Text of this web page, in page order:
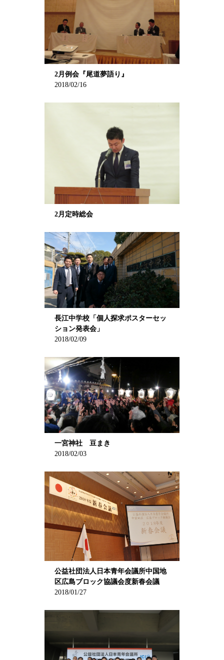
2月例会『尾道夢語り』
2018/02/16
2月定時総会
長江中学校「個人探求ポスターセッ
ション発表会」
2018/02/09
一宮神社 豆まき
2018/02/03
公益社団法人日本青年会議所中国地
区広島ブロック協議会度新春会議
2018/01/27